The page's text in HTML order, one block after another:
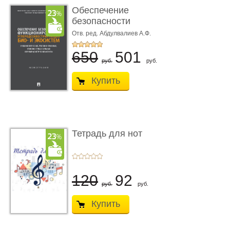
Обеспечение
безопасности
функционирования уг
...
Отв. ред. Абдулвалиев А.Ф.
650 руб. 501 руб.
Купить
Тетрадь для нот
120 руб. 92 руб.
Купить